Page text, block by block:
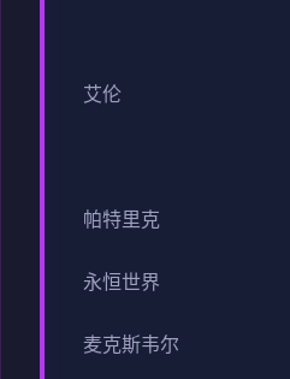
艾伦
帕特里克
永恒世界
麦克斯韦尔